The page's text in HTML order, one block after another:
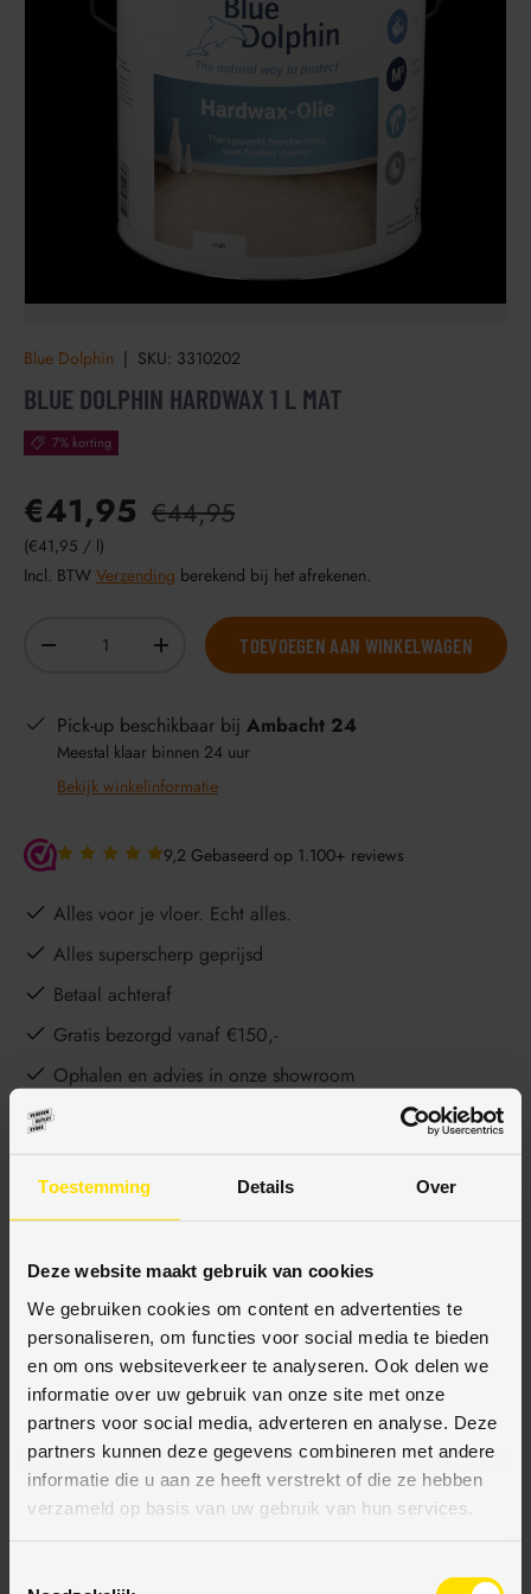
Toestemming Details Over
Deze website maakt gebruik van cookies
We gebruiken cookies om content en advertenties te
personaliseren, om functies voor social media te bieden
en om ons websiteverkeer te analyseren. Ook delen we
informatie over uw gebruik van onze site met onze
partners voor social media, adverteren en analyse. Deze
partners kunnen deze gegevens combineren met andere
informatie die u aan ze heeft verstrekt of die ze hebben
verzameld op basis van uw gebruik van hun services.
Blue Dolphin | SKU: 3310202
BLUE DOLPHIN HARDWAX 1 L MAT
7% korting
€41,95 €44,95
Eenheid prijs
€41,95 / l
Incl. BTW Verzending berekend bij het afrekenen.
-
+ TOEVOEGEN AAN WINKELWAGEN
Pick-up beschikbaar bij Ambacht 24
Meestal klaar binnen 24 uur
Bekijk winkelinformatie
9,2 Gebaseerd op 1.100+ reviews
Alles voor je vloer. Echt alles.
Alles superscherp geprijsd
Betaal achteraf
Gratis bezorgd vanaf €150,-
Ophalen en advies in onze showroom
BESCHRIJVING
BETAALMETHODES
JE KUNT BIJ ONS BETALEN MET: